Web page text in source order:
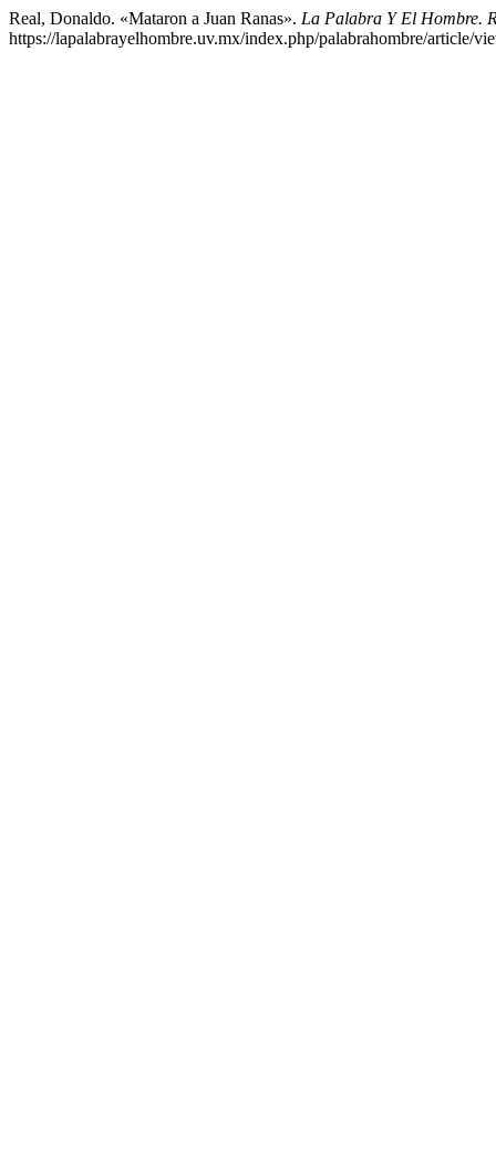
Real, Donaldo. «Mataron a Juan Ranas». La Palabra Y El Hombre.
https://lapalabrayelhombre.uv.mx/index.php/palabrahombre/article/